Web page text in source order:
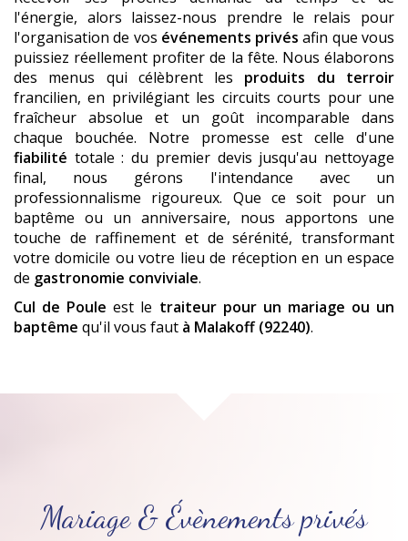
l'énergie, alors laissez-nous prendre le relais pour
l'organisation de vos événements privés afin que vous
puissiez réellement profiter de la fête. Nous élaborons
des menus qui célèbrent les produits du terroir
francilien, en privilégiant les circuits courts pour une
fraîcheur absolue et un goût incomparable dans
chaque bouchée. Notre promesse est celle d'une
fiabilité totale : du premier devis jusqu'au nettoyage
final, nous gérons l'intendance avec un
professionnalisme rigoureux. Que ce soit pour un
baptême ou un anniversaire, nous apportons une
touche de raffinement et de sérénité, transformant
votre domicile ou votre lieu de réception en un espace
de gastronomie conviviale.
Cul de Poule est le traiteur pour un mariage ou un
baptême qu'il vous faut à Malakoff (92240).
Mariage & Évènements privés